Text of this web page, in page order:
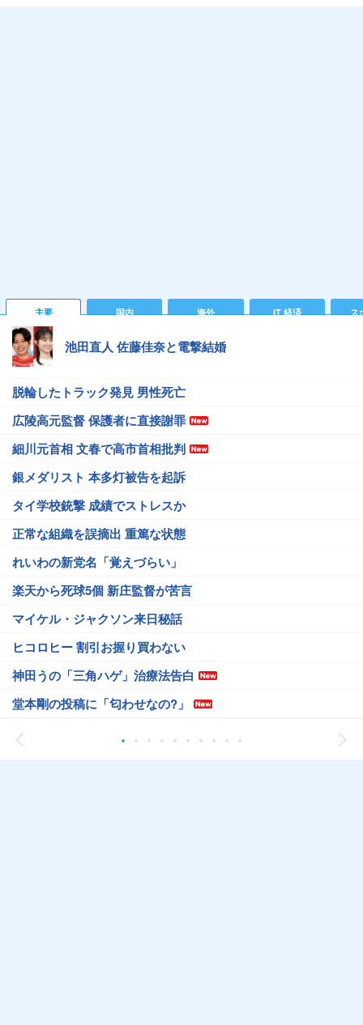
主要 国内 海外 IT 経済 ス
池田直人 佐藤佳奈と電撃結婚
脱輪したトラック発見 男性死亡
広陵高元監督 保護者に直接謝罪
細川元首相 文春で高市首相批判
銀メダリスト 本多灯被告を起訴
タイ学校銃撃 成績でストレスか
正常な組織を誤摘出 重篤な状態
れいわの新党名「覚えづらい」
楽天から死球5個 新庄監督が苦言
マイケル・ジャクソン来日秘話
ヒコロヒー 割引お握り買わない
神田うの「三角ハゲ」治療法告白
堂本剛の投稿に「匂わせなの?」